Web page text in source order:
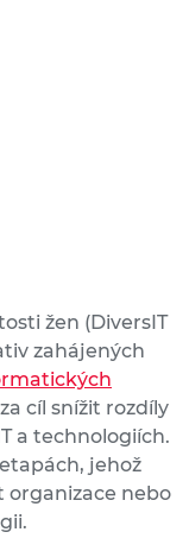
žen (DiversIT
zahájených
cíl snížit rozdíly
a technologiích.
jehož
organizace nebo